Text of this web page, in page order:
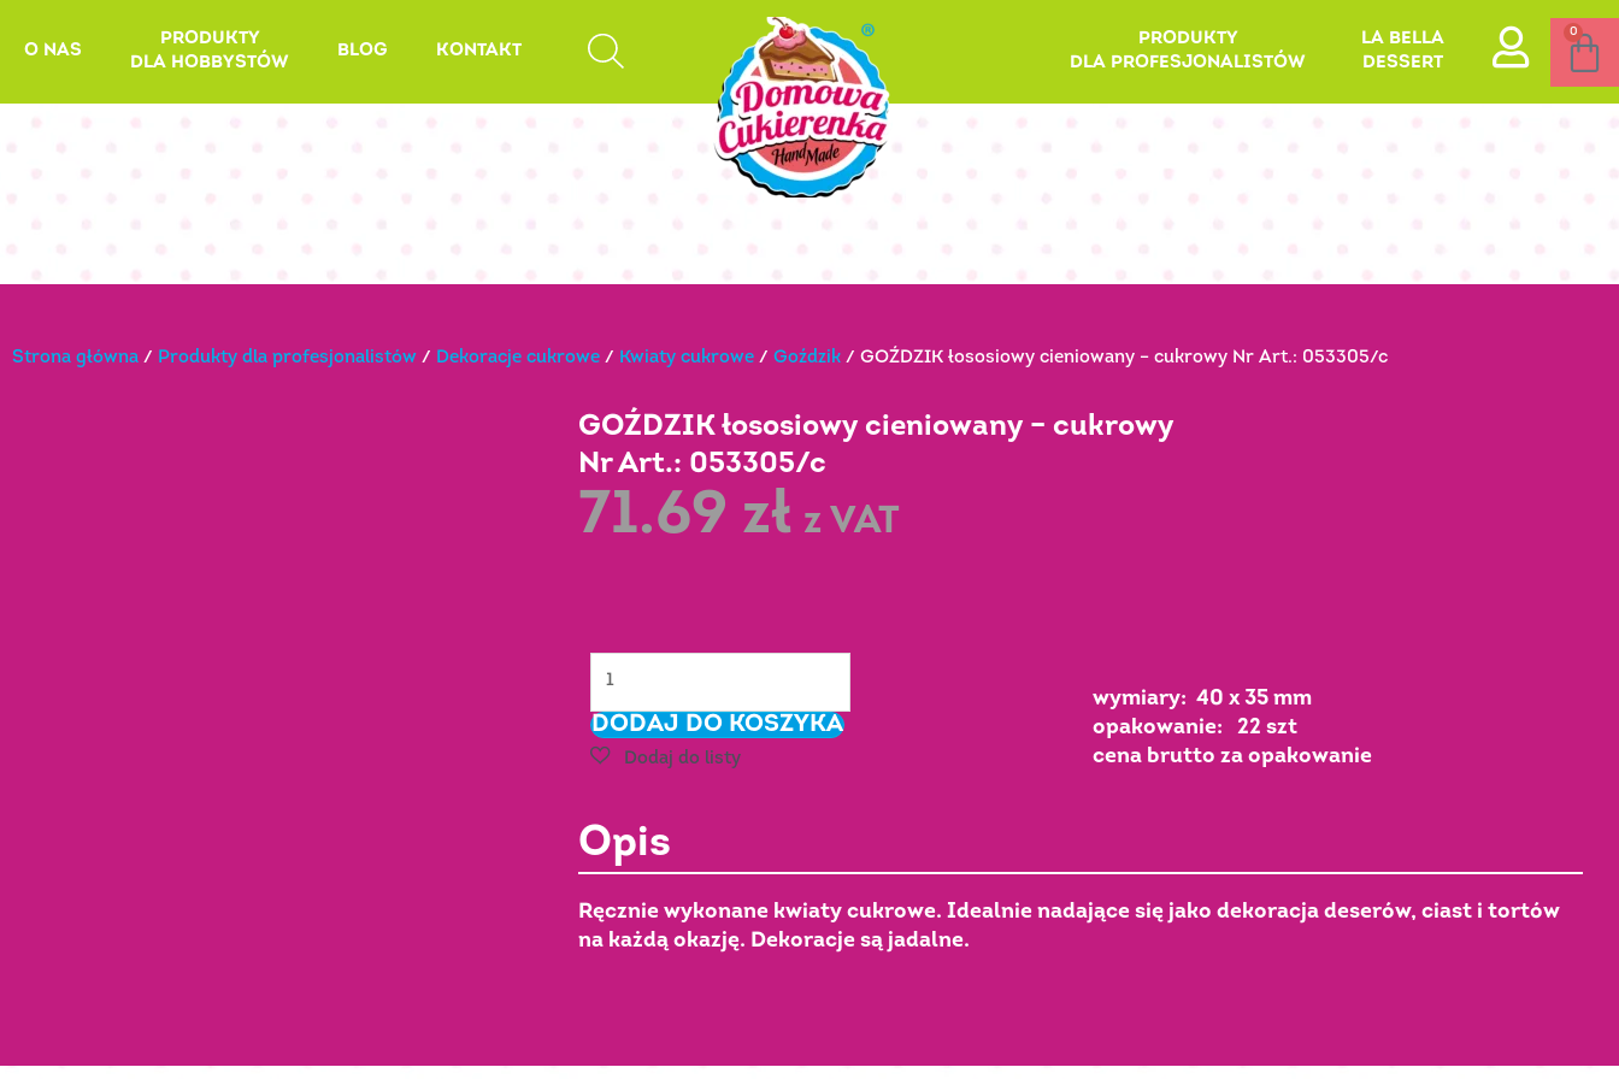
O NAS
PRODUKTY
DLA HOBBYSTÓW
BLOG KONTAKT
PRODUKTY
DLA PROFESJONALISTÓW
LA BELLA
DESSERT
0
Strona główna / Produkty dla profesjonalistów / Dekoracje cukrowe / Kwiaty cukrowe / Goździk / GOŹDZIK łososiowy cieniowany – cukrowy Nr Art.: 053305/c
GOŹDZIK łososiowy cieniowany – cukrowy
Nr Art.: 053305/c
71.69 zł z VAT
łososiowy
cieniowany
Nr
Art.:
DODAJ DO KOSZYKA
wymiary: 40 x 35 mm
opakowanie: 22 szt
cena brutto za opakowanie
Opis
Ręcznie wykonane kwiaty cukrowe. Idealnie nadające się jako dekoracja deserów, ciast i tortów
na każdą okazję. Dekoracje są jadalne.